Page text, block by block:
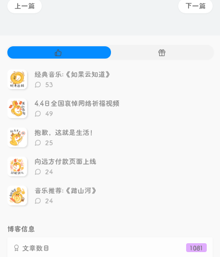
下一篇
上一篇
门
文
章
随
经典音乐:《如果云知道》
评
数：
53
4.4日全国哀悼网络祈福视频
评
数：
49
抱歉，这就是生活！
评
数：
25
向远方付款页面上线
评
数：
24
音乐推荐:《踏山河》
评
24
博客信息
1081
文章数目